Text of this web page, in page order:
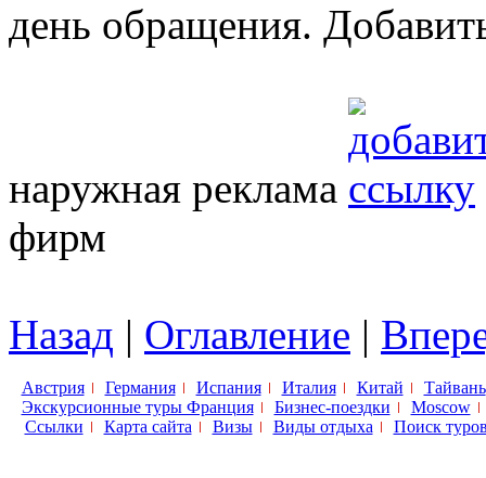
день обращения.
наружная реклама
фирм
Назад | Оглавление |
Австрия Германия Испания Италия Китай
Тайвань
Экскурсионные туры Франция
Бизнес-поездки
Moscow
Ссылки
Карта сайта Визы Виды отдыха Поиск